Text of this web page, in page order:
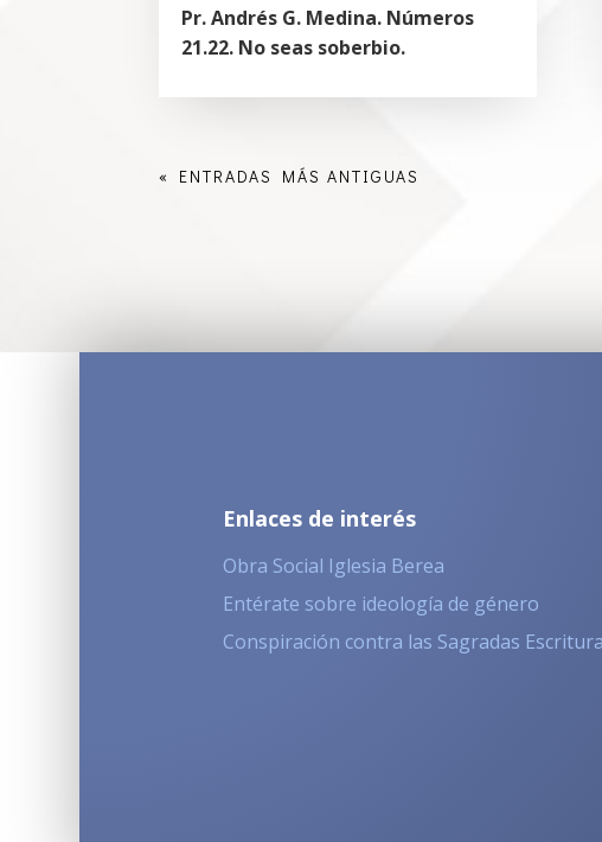
Pr. Andrés G. Medina. Números
21.22. No seas soberbio.
« ENTRADAS MÁS ANTIGUAS
Enlaces de interés
Obra Social Iglesia Berea
Entérate sobre ideología de género
Conspiración contra las Sagradas